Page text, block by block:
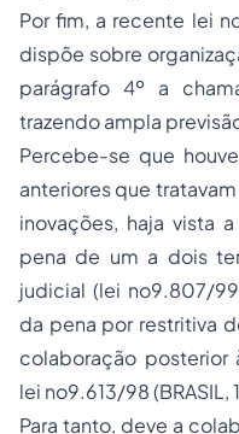
Por fim, a recente lei
dispõe sobre
parágrafo 4º a
trazendo ampla
Percebe-se que
anteriores que
inovações, haja vista
pena de um a dois
judicial (lei no9.807/99
da pena por restritiva
colaboração posterior
lei no9.613/98 (BRASIL,
Para tanto, deve a